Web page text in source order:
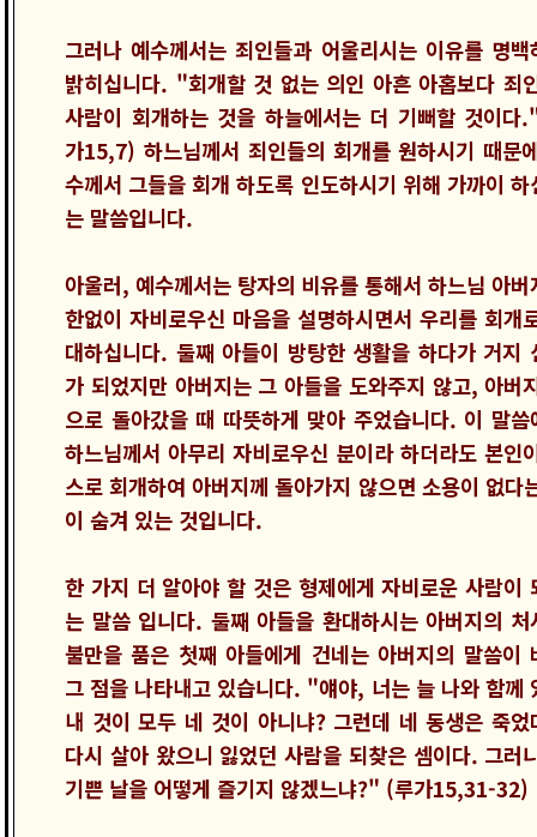
그러나 예수께서는 죄인들과 어울리시는 이유를 명백
밝히십니다. "회개할 것 없는 의인 아흔 아홉보다 죄
사람이 회개하는 것을 하늘에서는 더 기뻐할 것이다
가15,7) 하느님께서 죄인들의 회개를 원하시기 때문
수께서 그들을 회개 하도록 인도하시기 위해 가까이 하
는 말씀입니다.
아울러, 예수께서는 탕자의 비유를 통해서 하느님 아버
한없이 자비로우신 마음을 설명하시면서 우리를 회개
대하십니다. 둘째 아들이 방탕한 생활을 하다가 거지
가 되었지만 아버지는 그 아들을 도와주지 않고, 아버
으로 돌아갔을 때 따뜻하게 맞아 주었습니다. 이 말씀
하느님께서 아무리 자비로우신 분이라 하더라도 본인
스로 회개하여 아버지께 돌아가지 않으면 소용이 없다
이 숨겨 있는 것입니다.
한 가지 더 알아야 할 것은 형제에게 자비로운 사람이
는 말씀 입니다. 둘째 아들을 환대하시는 아버지의 처
불만을 품은 첫째 아들에게 건네는 아버지의 말씀이
그 점을 나타내고 있습니다. "얘야, 너는 늘 나와 함께
내 것이 모두 네 것이 아니냐? 그런데 네 동생은 죽었
다시 살아 왔으니 잃었던 사람을 되찾은 셈이다. 그러
기쁜 날을 어떻게 즐기지 않겠느냐?" (루가15,31-32)